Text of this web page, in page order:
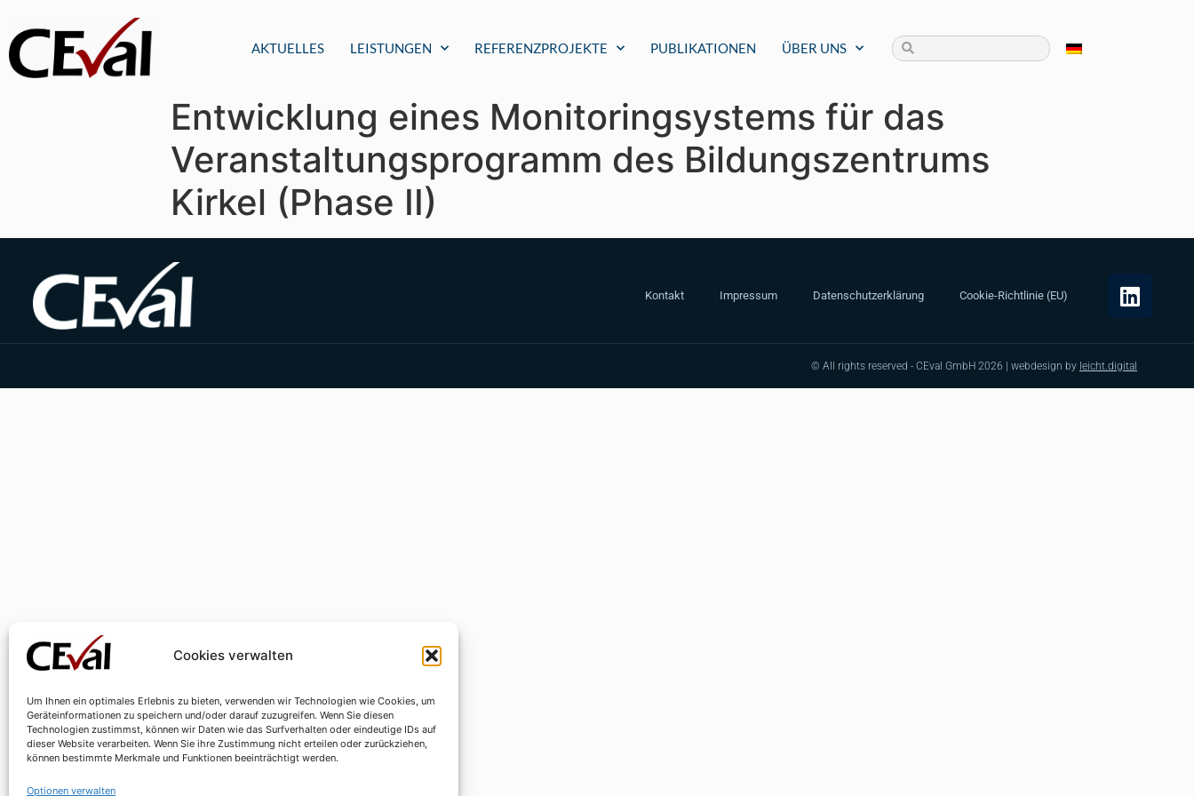
Cookies verwalten
Um Ihnen ein optimales Erlebnis zu bieten, verwenden wir Technologien wie Cookies, um
Geräteinformationen zu speichern und/oder darauf zuzugreifen. Wenn Sie diesen
Technologien zustimmst, können wir Daten wie das Surfverhalten oder eindeutige IDs auf
dieser Website verarbeiten. Wenn Sie ihre Zustimmung nicht erteilen oder zurückziehen,
können bestimmte Merkmale und Funktionen beeinträchtigt werden.
Optionen verwalten
AKTUELLES LEISTUNGEN REFERENZPROJEKTE PUBLIKATIONEN ÜBER UNS
Entwicklung eines Monitoringsystems für das
Veranstaltungsprogramm des Bildungszentrums
Kirkel (Phase II)
Kontakt Impressum Datenschutzerklärung Cookie-Richtlinie (EU)
© All rights reserved - CEval GmbH 2026 | webdesign by leicht.digital